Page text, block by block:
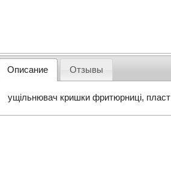
Описание Отзывы
ущільнювач кришки фритюрниці, пласт